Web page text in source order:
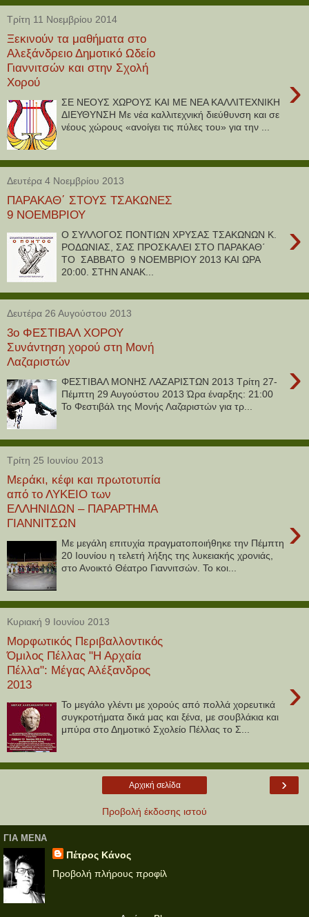
Τρίτη 11 Νοεμβρίου 2014
Ξεκινούν τα μαθήματα στο
Αλεξάνδρειο Δημοτικό Ωδείο
Γιαννιτσών και στην Σχολή
Χορού
›
ΣΕ ΝΕΟΥΣ ΧΩΡΟΥΣ ΚΑΙ ΜΕ ΝΕΑ ΚΑΛΛΙΤΕΧΝΙΚΗ
ΔΙΕΥΘΥΝΣΗ Με νέα καλλιτεχνική διεύθυνση και σε
νέους χώρους «ανοίγει τις πύλες του» για την ...
Δευτέρα 4 Νοεμβρίου 2013
ΠΑΡΑΚΑΘ΄ ΣΤΟΥΣ ΤΣΑΚΩΝΕΣ
9 ΝΟΕΜΒΡΙΟΥ
›
Ο ΣΥΛΛΟΓΟΣ ΠΟΝΤΙΩΝ ΧΡΥΣΑΣ ΤΣΑΚΩΝΩΝ Κ.
ΡΟΔΩΝΙΑΣ, ΣΑΣ ΠΡΟΣΚΑΛΕΙ ΣΤΟ ΠΑΡΑΚΑΘ΄
ΤΟ ΣΑΒΒΑΤΟ 9 ΝΟΕΜΒΡΙΟΥ 2013 ΚΑΙ ΩΡΑ
20:00. ΣΤΗΝ ΑΝΑΚ...
Δευτέρα 26 Αυγούστου 2013
3ο ΦΕΣΤΙΒΑΛ ΧΟΡΟΥ
Συνάντηση χορού στη Μονή
Λαζαριστών
›
ΦΕΣΤΙΒΑΛ ΜΟΝΗΣ ΛΑΖΑΡΙΣΤΩΝ 2013 Τρίτη 27-
Πέμπτη 29 Αυγούστου 2013 Ώρα έναρξης: 21:00
Το Φεστιβάλ της Μονής Λαζαριστών για τρ...
Τρίτη 25 Ιουνίου 2013
Μεράκι, κέφι και πρωτοτυπία
από το ΛΥΚΕΙΟ των
ΕΛΛΗΝΙΔΩΝ – ΠΑΡΑΡΤΗΜΑ
ΓΙΑΝΝΙΤΣΩΝ
›
Με μεγάλη επιτυχία πραγματοποιήθηκε την Πέμπτη
20 Ιουνίου η τελετή λήξης της λυκειακής χρονιάς,
στο Ανοικτό Θέατρο Γιαννιτσών. Το κοι...
Κυριακή 9 Ιουνίου 2013
Μορφωτικός Περιβαλλοντικός
Όμιλος Πέλλας "Η Αρχαία
Πέλλα": Μέγας Αλέξανδρος
2013
›
Το μεγάλο γλέντι με χορούς από πολλά χορευτικά
συγκροτήματα δικά μας και ξένα, με σουβλάκια και
μπύρα στο Δημοτικό Σχολείο Πέλλας το Σ...
›
Αρχική σελίδα
Προβολή έκδοσης ιστού
ΓΙΑ ΜΕΝΑ
Πέτρος Κάνος
Προβολή πλήρους προφίλ